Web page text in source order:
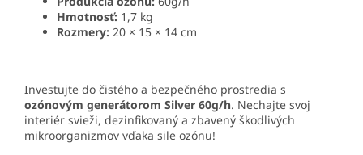
Hmotnosť: 1,7 kg
Rozmery: 20 × 15 × 14 cm
Investujte do čistého a bezpečného prostredia s
ozónovým generátorom Silver 60g/h. Nechajte svoj
interiér svieži, dezinfikovaný a zbavený škodlivých
mikroorganizmov vďaka sile ozónu!